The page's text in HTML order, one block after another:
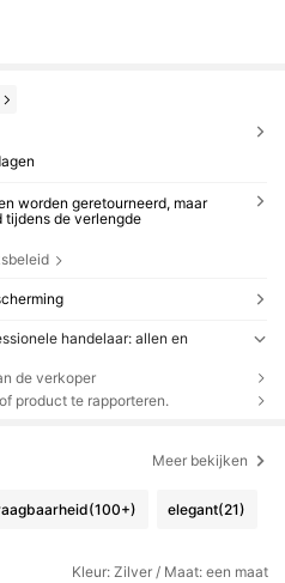
worden geretourneerd, maar
tijdens de verlengde
handelaar: allen en
de verkoper
product te rapporteren.
Meer bekijken
(100+) elegant(21)
Kleur: Zilver / Maat: een maat